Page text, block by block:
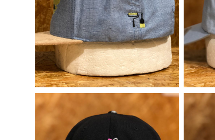
店舗オリジナルデザイン
大口注文の方はこちら
大口注文の方はこちら
ログイン
新規会員登録
カート：0点
ブランクキャップ無地キャップ
シーン・用途別
キャラクターワッペン
おすすめ商品
もっと見る...